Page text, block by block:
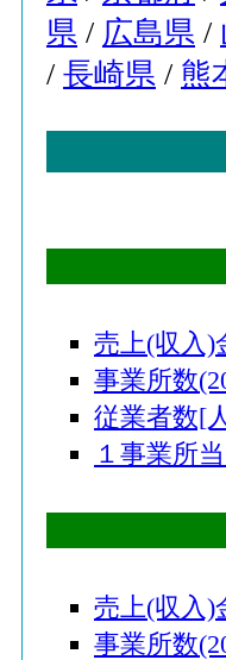
県 / 広島県 /
/ 長崎県 / 熊
売上(収入)
事業所数
従業者数[
１事業所
売上(収入)
事業所数